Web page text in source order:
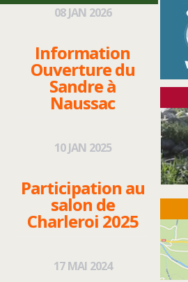
08 JAN 2026
Information
Ouverture du
Sandre à
Naussac
10 JAN 2025
Participation au
salon de
Charleroi 2025
17 MAI 2024